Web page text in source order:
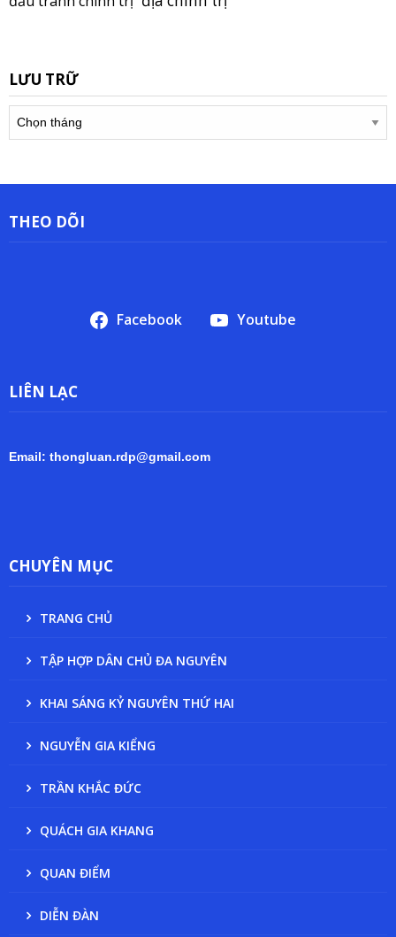
LƯU TRỮ
trữ
THEO DÕI
Facebook Youtube
LIÊN LẠC
Email: thongluan.rdp@gmail.com
CHUYÊN MỤC
TRANG CHỦ
TẬP HỢP DÂN CHỦ ĐA NGUYÊN
KHAI SÁNG KỶ NGUYÊN THỨ HAI
NGUYỄN GIA KIỂNG
TRẦN KHẮC ĐỨC
QUÁCH GIA KHANG
QUAN ĐIỂM
DIỄN ĐÀN